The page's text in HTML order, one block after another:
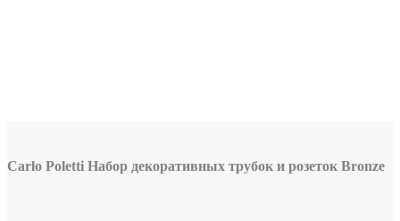
Carlo Poletti Набор декоративных трубок и розеток Bronze